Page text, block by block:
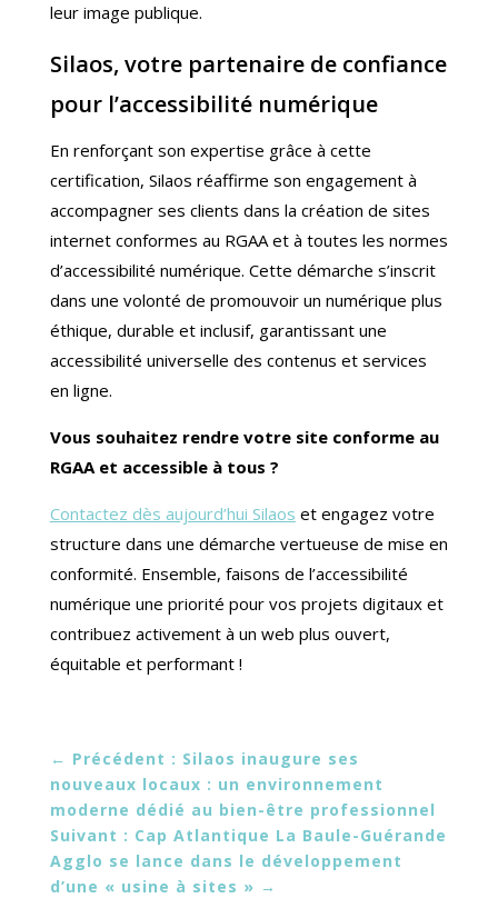
leur image publique.
Silaos, votre partenaire de confiance
pour l’accessibilité numérique
En renforçant son expertise grâce à cette
certification, Silaos réaffirme son engagement à
accompagner ses clients dans la création de sites
internet conformes au RGAA et à toutes les normes
d’accessibilité numérique. Cette démarche s’inscrit
dans une volonté de promouvoir un numérique plus
éthique, durable et inclusif, garantissant une
accessibilité universelle des contenus et services
en ligne.
Vous souhaitez rendre votre site conforme au
RGAA et accessible à tous ?
Contactez dès aujourd’hui Silaos et engagez votre
structure dans une démarche vertueuse de mise en
conformité. Ensemble, faisons de l’accessibilité
numérique une priorité pour vos projets digitaux et
contribuez activement à un web plus ouvert,
équitable et performant !
← Précédent : Silaos inaugure ses
nouveaux locaux : un environnement
moderne dédié au bien-être professionnel
Suivant : Cap Atlantique La Baule-Guérande
Agglo se lance dans le développement
d’une « usine à sites » →